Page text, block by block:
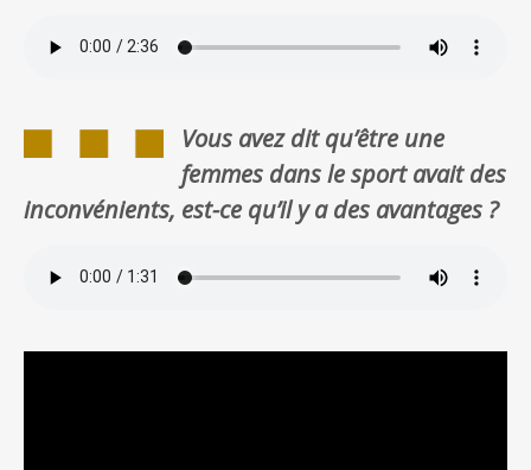
Vous avez dit qu’être une
femmes dans le sport avait des
inconvénients, est-ce qu’il y a des avantages ?